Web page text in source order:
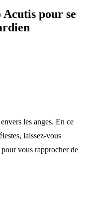
pour se
les anges. En ce
laissez-vous
vous rapprocher de